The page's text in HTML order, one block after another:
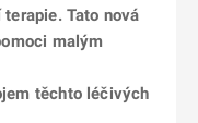
Tato nová
malým
těchto léčivých